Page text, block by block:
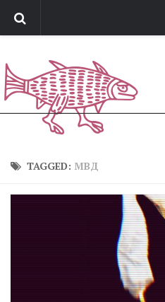
Обратная связь
Поддержать сайт
Зараз
TAGGED: МВД